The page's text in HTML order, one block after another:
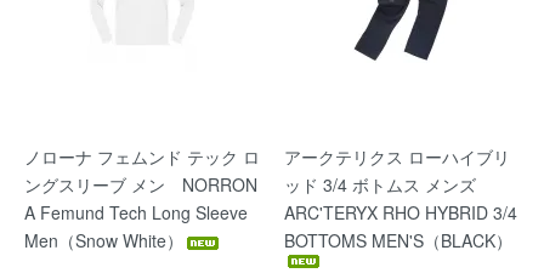
ノローナ フェムンド テック ロ
ングスリーブ メン NORRON
A Femund Tech Long Sleeve
Men（Snow White）
アークテリクス ローハイブリ
ッド 3/4 ボトムス メンズ
ARC'TERYX RHO HYBRID 3/4
BOTTOMS MEN'S（BLACK）